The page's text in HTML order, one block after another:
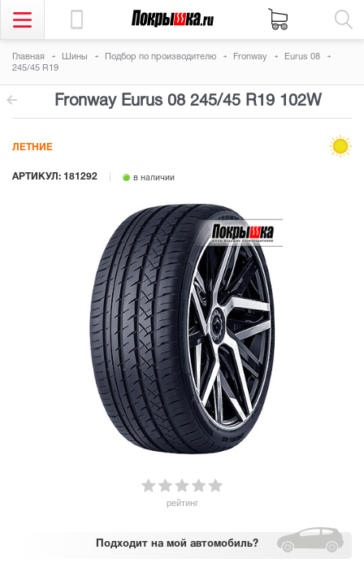
Главная Шины Подбор по производителю Fronway
Eurus 08
245/45 R19
Fronway Eurus 08 245/45 R19 102W
рейтинг
АРТИКУЛ: 181292 в наличии
ЛЕТНИЕ
Подходит на мой автомобиль?